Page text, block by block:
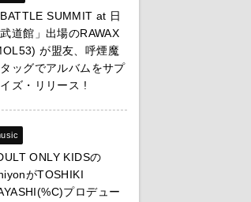
BATTLE SUMMIT at 日
道館」出場のRAWAX
が盟友、呼煙魔
ッグでアルバムをサプ
ズ・リリース !
ONLY KIDSの
がTOSHIKI
プロデュー